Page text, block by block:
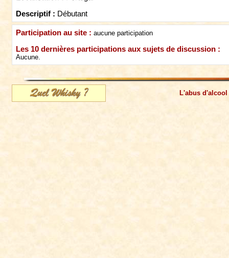
Descriptif : Débutant
Participation au site : aucune participation
Les 10 dernières participations aux sujets de discussion :
Aucune.
L'abus